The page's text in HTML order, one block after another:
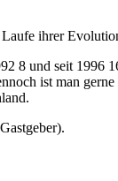
ihrer
und seit
ist man